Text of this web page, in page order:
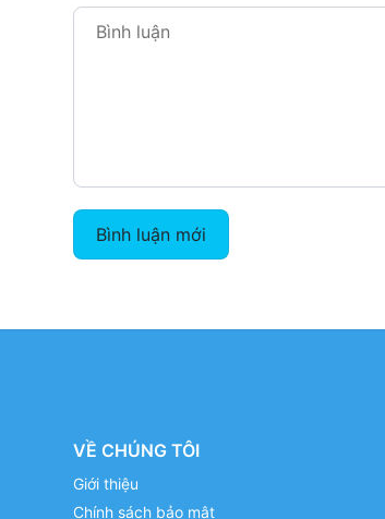
Bình luận mới
VỀ CHÚNG TÔI
Giới thiệu
Chính sách bảo mật